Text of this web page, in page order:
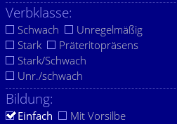
Verbklasse:
Schwach
Unregelmäßig
Stark
Präteritopräsens
Stark/Schwach
Unr./schwach
Bildung:
Einfach Mit Vorsilbe